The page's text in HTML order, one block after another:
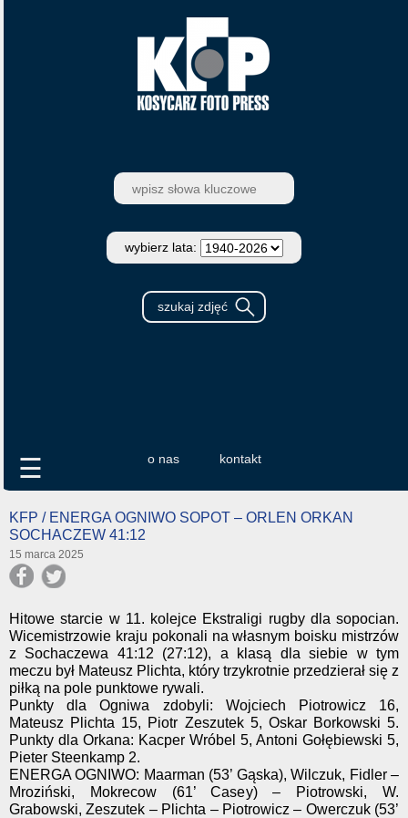
wybierz lata:
o nas kontakt
☰
KFP / ENERGA OGNIWO SOPOT – ORLEN ORKAN
SOCHACZEW 41:12
15 marca 2025
Hitowe starcie w 11. kolejce Ekstraligi rugby dla sopocian.
Wicemistrzowie kraju pokonali na własnym boisku mistrzów
z Sochaczewa 41:12 (27:12), a klasą dla siebie w tym
meczu był Mateusz Plichta, który trzykrotnie przedzierał się z
piłką na pole punktowe rywali.
Punkty dla Ogniwa zdobyli: Wojciech Piotrowicz 16,
Mateusz Plichta 15, Piotr Zeszutek 5, Oskar Borkowski 5.
Punkty dla Orkana: Kacper Wróbel 5, Antoni Gołębiewski 5,
Pieter Steenkamp 2.
ENERGA OGNIWO: Maarman (53’ Gąska), Wilczuk, Fidler –
Mroziński, Mokrecow (61’ Casey) – Piotrowski, W.
Grabowski, Zeszutek – Plichta – Piotrowicz – Owerczuk (53’